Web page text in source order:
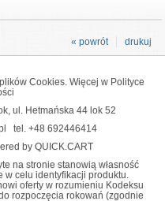
drukuj
« powrót
Cookies. Więcej w Polityce
ul. Hetmańska 44 lok 52
tel. +48 692446414
by QUICK.CART
na stronie stanowią własność
w celu identyfikacji produktu.
oferty w rozumieniu Kodeksu
rozpoczęcia rokowań (zgodnie